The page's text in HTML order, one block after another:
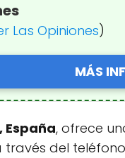
Las Opiniones)
MÁS
España, ofrece
del teléfono